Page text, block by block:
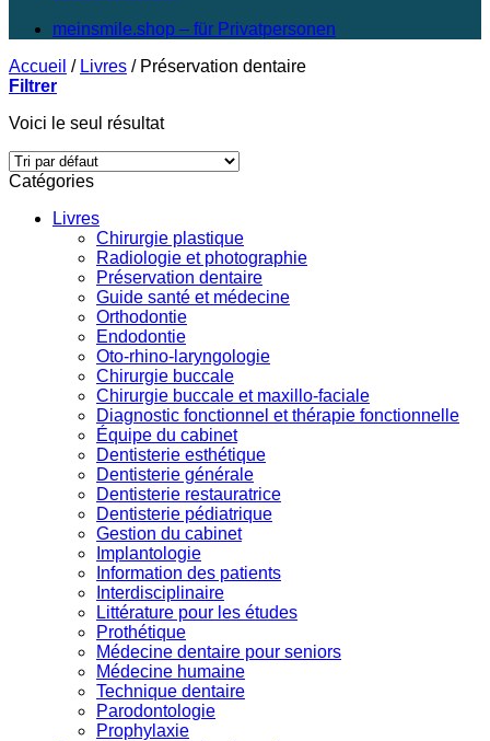
meinsmile.shop – für Privatpersonen
Accueil / Livres /Préservation dentaire
Filtrer
Voici le seul résultat
Catégories
Livres
Chirurgie plastique
Radiologie et photographie
Préservation dentaire
Guide santé et médecine
Orthodontie
Endodontie
Oto-rhino-laryngologie
Chirurgie buccale
Chirurgie buccale et maxillo-faciale
Diagnostic fonctionnel et thérapie fonctionnelle
Équipe du cabinet
Dentisterie esthétique
Dentisterie générale
Dentisterie restauratrice
Dentisterie pédiatrique
Gestion du cabinet
Implantologie
Information des patients
Interdisciplinaire
Littérature pour les études
Prothétique
Médecine dentaire pour seniors
Médecine humaine
Technique dentaire
Parodontologie
Prophylaxie